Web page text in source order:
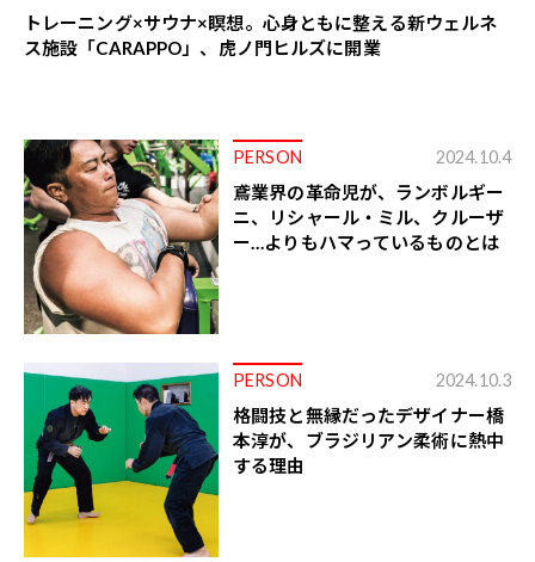
トレーニング×サウナ×瞑想。心身ともに整える新ウェルネ
ス施設「CARAPPO」、虎ノ門ヒルズに開業
PERSON 2024.10.4
鳶業界の革命児が、ランボルギー
ニ、リシャール・ミル、クルーザ
ー…よりもハマっているものとは
PERSON 2024.10.3
格闘技と無縁だったデザイナー橋
本淳が、ブラジリアン柔術に熱中
する理由